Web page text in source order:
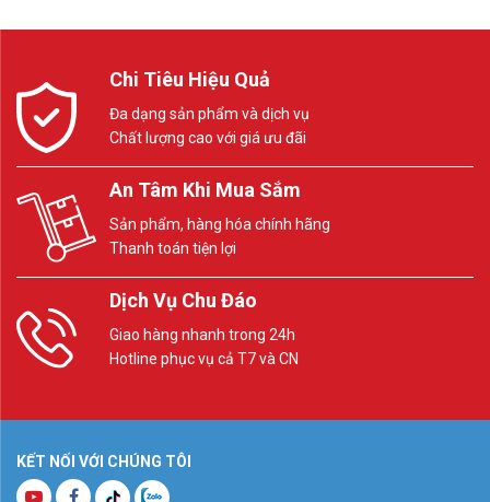
Chi Tiêu Hiệu Quả
Đa dạng sản phẩm và dịch vụ
Chất lượng cao với giá ưu đãi
An Tâm Khi Mua Sắm
Sản phẩm, hàng hóa chính hãng
Thanh toán tiện lợi
Dịch Vụ Chu Đáo
Giao hàng nhanh trong 24h
Hotline phục vụ cả T7 và CN
KẾT NỐI VỚI CHÚNG TÔI